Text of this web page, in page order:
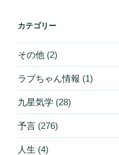
カテゴリー
その他 (2)
ラブちゃん情報 (1)
九星気学 (28)
予言 (276)
人生 (4)